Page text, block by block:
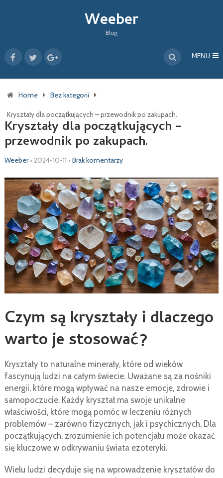
Weeber
Blog
MENU
Home Bez kategorii
Kryształy dla początkujących – przewodnik po zakupach.
Kryształy dla początkujących –
przewodnik po zakupach.
Weeber • 2024-10-11 • Brak komentarzy
Czym są kryształy i dlaczego
warto je stosować?
Kryształy to naturalne minerały, które od wieków
fascynują ludzi na całym świecie. Uważane są za nośniki
energii, które mogą wpływać na nasze emocje, zdrowie i
samopoczucie. Każdy kryształ ma swoje unikalne
właściwości, które mogą pomóc w leczeniu różnych
problemów – zarówno fizycznych, jak i psychicznych. Dla
początkujących, zrozumienie ich potencjału może okazać
się kluczowe w odkrywaniu świata ezoteryki.
Wielu ludzi decyduje się na wprowadzenie kryształów do